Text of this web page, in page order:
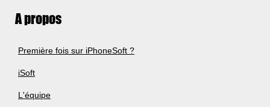
A propos
Première fois sur iPhoneSoft ?
iSoft
L'équipe